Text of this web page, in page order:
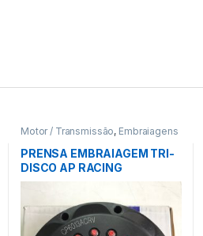
Motor / Transmissão, Embraiagens
PRENSA EMBRAIAGEM TRI-
DISCO AP RACING